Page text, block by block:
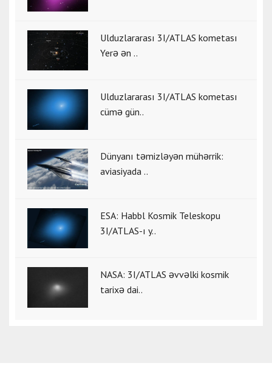
Ulduzlararası 3I/ATLAS kometası
Yerə ən ..
Ulduzlararası 3I/ATLAS kometası
cümə gün..
Dünyanı təmizləyən mühərrik:
aviasiyada ..
ESA: Habbl Kosmik Teleskopu
3I/ATLAS-ı y..
NASA: 3I/ATLAS əvvəlki kosmik
tarixə dai..